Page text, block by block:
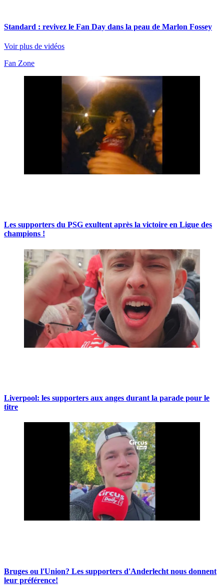
Standard : revivez le Fan Day dans la peau de Marlon Fossey
Voir plus de vidéos
Fan Zone
Les supporters du PSG exultent après la victoire en Ligue des
champions !
Liverpool: les supporters aux anges durant la parade pour le
titre
Bruges ou l'Union? Les supporters d'Anderlecht nous donnent
leur préférence!